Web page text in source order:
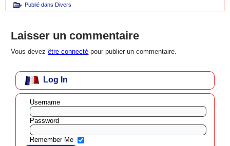
Publié dans Divers
Laisser un commentaire
Vous devezêtre connecté pour publier un commentaire.
Log In
Username
Password
Remember Me